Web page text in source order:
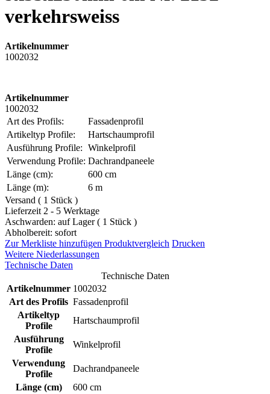
verkehrsweiss
Artikelnummer
1002032
Artikelnummer
1002032
Art des Profils:
Fassadenprofil
Artikeltyp Profile:
Hartschaumprofil
Ausführung Profile: Winkelprofil
Verwendung Profile: Dachrandpaneele
Länge (cm):
600 cm
Länge (m):
6 m
Versand ( 1 Stück )
Lieferzeit 2 - 5 Werktage
Aschwarden: auf Lager ( 1 Stück )
Abholbereit: sofort
Zur Merkliste hinzufügen Produktvergleich Drucken
Weitere Niederlassungen
Technische Daten
Technische Daten
Artikelnummer 1002032
Art des Profils Fassadenprofil
Artikeltyp
Profile
Hartschaumprofil
Ausführung
Profile
Winkelprofil
Verwendung
Profile
Dachrandpaneele
Länge (cm)
600 cm